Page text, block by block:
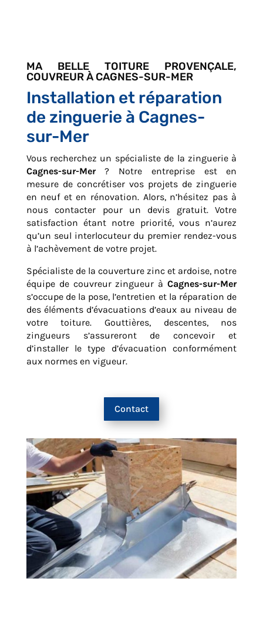
MA BELLE TOITURE PROVENÇALE,
COUVREUR À CAGNES-SUR-MER
Installation et réparation
de zinguerie à Cagnes-
sur-Mer
Vous recherchez un spécialiste de la zinguerie à
Cagnes-sur-Mer? Notre entreprise est en
mesure de concrétiser vos projets de zinguerie
en neuf et en rénovation. Alors, n’hésitez pas à
nous contacter pour un devis gratuit. Votre
satisfaction étant notre priorité, vous n’aurez
qu’un seul interlocuteur du premier rendez-vous
à l’achèvement de votre projet.
Spécialiste de la couverture zinc et ardoise, notre
équipe de couvreur zingueur àCagnes-sur-Mer
s’occupe de la pose, l’entretien et la réparation de
des éléments d’évacuations d’eaux au niveau de
votre toiture. Gouttières, descentes, nos
zingueurs s’assureront de concevoir et
d’installer le type d’évacuation conformément
aux normes en vigueur.
Contact